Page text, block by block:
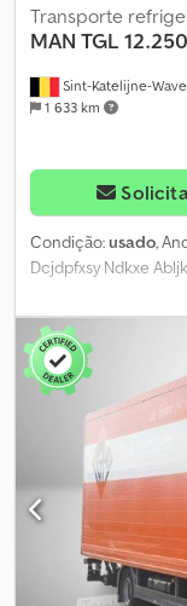
Sint-Katelijne-
1 633 km
Transporte
MAN TGL
Condição:usado,
Dcjdpfxsy Ndkxe Abljk